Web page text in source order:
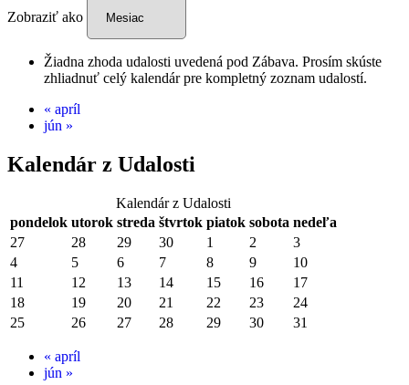
Zobraziť ako
Žiadna zhoda udalosti uvedená pod Zábava. Prosím skúste
zhliadnuť celý kalendár pre kompletný zoznam udalostí.
« apríl
jún »
Kalendár z Udalosti
Kalendár z Udalosti
pondelok utorok streda štvrtok piatok sobota nedeľa
27
28 29 30 1 2
3
4
5 6 7 8 9
10
11
12 13 14 15 16
17
18
19 20 21 22 23
24
25
26 27 28 29 30 31
« apríl
jún »